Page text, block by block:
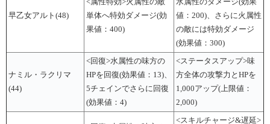
早乙女アルト(48)
<属性特効>火属性の敵
単体へ特効ダメージ(効
果値：400)
水属性のダメージ(効果
値：200)、さらに火属性
の敵には特効ダメージ
(効果値：300)
ナミル・ラクリマ
(44)
<回復>水属性の味方の
HPを回復(効果値：13)、
5チェインでさらに回復
(効果値：4)
<ステータスアップ>味
方全体の攻撃力とHPを
1,000アップ(上限値：
2,000)
<スキルチャージ&遅延>